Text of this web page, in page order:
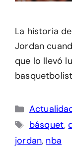
La historia
Jordan
que lo llevó
Etiquetas
básquet,
jordan, nba